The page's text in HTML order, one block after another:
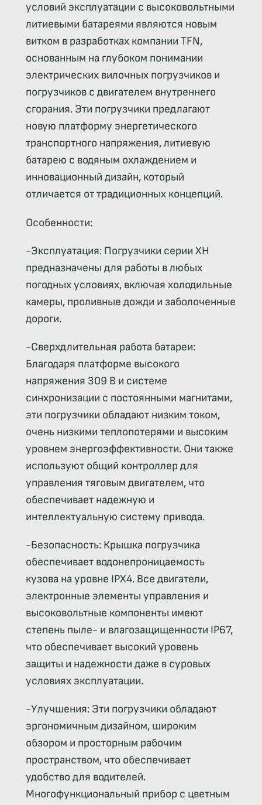
условий эксплуатации с высоковольтными
литиевыми батареями являются новым
витком в разработках компании TFN,
основанным на глубоком понимании
электрических вилочных погрузчиков и
погрузчиков с двигателем внутреннего
сгорания. Эти погрузчики предлагают
новую платформу энергетического
транспортного напряжения, литиевую
батарею с водяным охлаждением и
инновационный дизайн, который
отличается от традиционных концепций.
Особенности:
-Эксплуатация: Погрузчики серии XH
предназначены для работы в любых
погодных условиях, включая холодильные
камеры, проливные дожди и заболоченные
дороги.
-Сверхдлительная работа батареи:
Благодаря платформе высокого
напряжения 309 В и системе
синхронизации с постоянными магнитами,
эти погрузчики обладают низким током,
очень низкими теплопотерями и высоким
уровнем энергоэффективности. Они также
используют общий контроллер для
управления тяговым двигателем, что
обеспечивает надежную и
интеллектуальную систему привода.
-Безопасность: Крышка погрузчика
обеспечивает водонепроницаемость
кузова на уровне IPX4. Все двигатели,
электронные элементы управления и
высоковольтные компоненты имеют
степень пыле- и влагозащищенности IP67,
что обеспечивает высокий уровень
защиты и надежности даже в суровых
условиях эксплуатации.
-Улучшения: Эти погрузчики обладают
эргономичным дизайном, широким
обзором и просторным рабочим
пространством, что обеспечивает
удобство для водителей.
Многофункциональный прибор с цветным